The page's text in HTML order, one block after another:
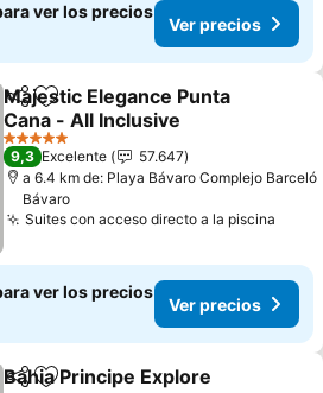
ver los precios
Ver precios
CompartirAñadir a favoritos
Majestic Elegance Punta
Cana - All Inclusive
5 Estrellas
9,3 Excelente
57.647
a 6.4 km de: Playa Bávaro Complejo Barceló
Bávaro
Suites con acceso directo a la piscina
ver los precios
Ver precios
Compartir
Bahia Principe Explore